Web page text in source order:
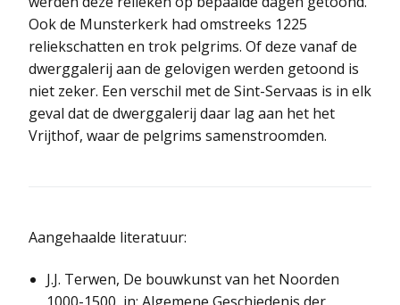
Ook de Munsterkerk had omstreeks 1225
reliekschatten en trok pelgrims. Of deze vanaf de
dwerggalerij aan de gelovigen werden getoond is
niet zeker. Een verschil met de Sint-Servaas is in elk
geval dat de dwerggalerij daar lag aan het het
Vrijthof, waar de pelgrims samenstroomden.
Aangehaalde literatuur:
J.J. Terwen, De bouwkunst van het Noorden